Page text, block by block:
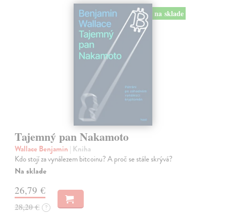
na sklade
Tajemný pan Nakamoto
Wallace Benjamin | Kniha
Kdo stojí za vynálezem bitcoinu? A proč se stále skrývá?
Na sklade
26,79 €
28,20 € ?